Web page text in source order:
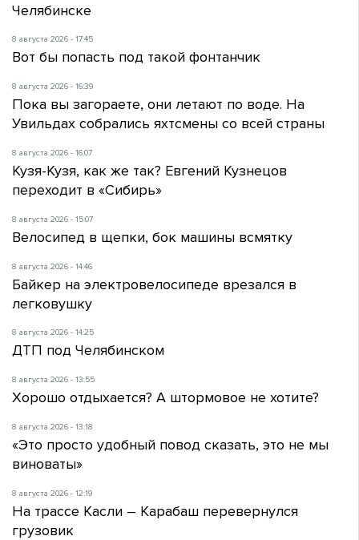
Челябинске
8 августа 2026 - 17:45
Вот бы попасть под такой фонтанчик
8 августа 2026 - 16:39
Пока вы загораете, они летают по воде. На
Увильдах собрались яхтсмены со всей страны
8 августа 2026 - 16:07
Кузя-Кузя, как же так? Евгений Кузнецов
переходит в «Сибирь»
8 августа 2026 - 15:07
Велосипед в щепки, бок машины всмятку
8 августа 2026 - 14:46
Байкер на электровелосипеде врезался в
легковушку
8 августа 2026 - 14:25
ДТП под Челябинском
8 августа 2026 - 13:55
Хорошо отдыхается? А штормовое не хотите?
8 августа 2026 - 13:18
«Это просто удобный повод сказать, это не мы
виноваты»
8 августа 2026 - 12:19
На трассе Касли – Карабаш перевернулся
грузовик